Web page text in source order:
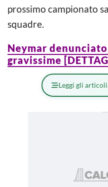
prossimo campionato
squadre.
Neymar
gravissime
Leggi gli